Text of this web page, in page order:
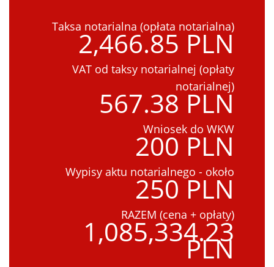
Taksa notarialna (opłata notarialna)
2,466.85 PLN
VAT od taksy notarialnej (opłaty
notarialnej)
567.38 PLN
Wniosek do WKW
200 PLN
Wypisy aktu notarialnego - około
250 PLN
RAZEM (cena + opłaty)
1,085,334.23
PLN